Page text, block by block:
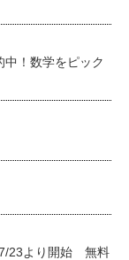
！数学をピック
23より開始 無料